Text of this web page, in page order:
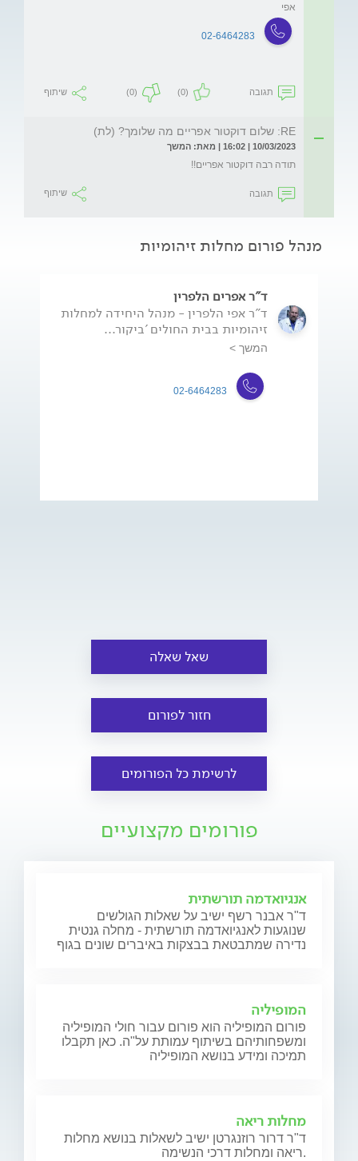
אפי
02-6464283
תגובה (0)
(0) שיתוף
RE: שלום דוקטור אפריים מה שלומך? (לת)
10/03/2023 | 16:02 | מאת: המשך
תודה רבה דוקטור אפריים!!
תגובה שיתוף
מנהל פורום מחלות זיהומיות
ד"ר אפרים הלפרין
ד"ר אפי הלפרין - מנהל היחידה למחלות
זיהומיות בבית החולים 'ביקור...
המשך >
02-6464283
שאל שאלה
חזור לפורום
לרשימת כל הפורומים
פורומים מקצועיים
אנגיואדמה תורשתית
ד"ר אבנר רשף ישיב על שאלות הגולשים
שנוגעות לאנגיואדמה תורשתית - מחלה גנטית
נדירה שמתבטאת בבצקות באיברים שונים בגוף
המופיליה
פורום המופיליה הוא פורום עבור חולי המופיליה
ומשפחותיהם בשיתוף עמותת על"ה. כאן תקבלו
תמיכה ומידע בנושא המופיליה
מחלות ריאה
ד"ר דרור רוזנגרטן ישיב לשאלות בנושא מחלות
ריאה ומחלות דרכי הנשימה.